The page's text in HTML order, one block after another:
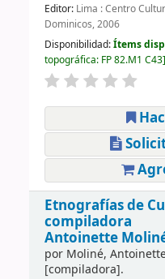
Editor: Lima : Centro
Dominicos, 2006
Disponibilidad:Ítems
topográfica: FP 82.M1 C43
Etnografías de
compiladora
Antoinette
por Moliné,
[compiladora].